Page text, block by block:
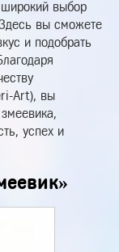
выбор
вы сможете
и подобрать
Art), вы
успех и